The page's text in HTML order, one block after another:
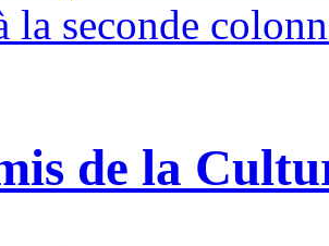
la seconde
de la